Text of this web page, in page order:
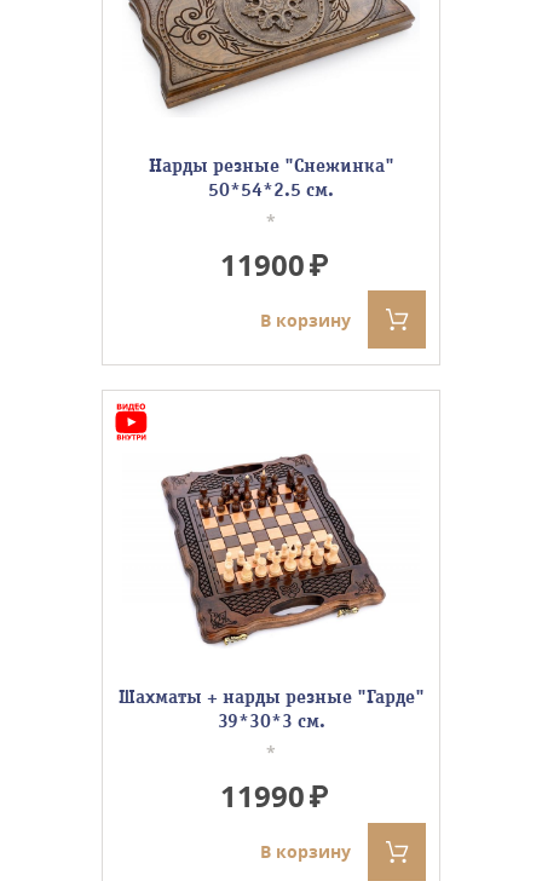
Нарды резные "Снежинка"
50*54*2.5 см.
*
11900
В корзину
Шахматы + нарды резные "Гарде"
39*30*3 см.
*
11990
В корзину